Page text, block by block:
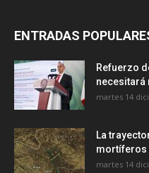
ENTRADAS
Refuerzo
necesitará
martes 14
La
mortíferos
martes 14